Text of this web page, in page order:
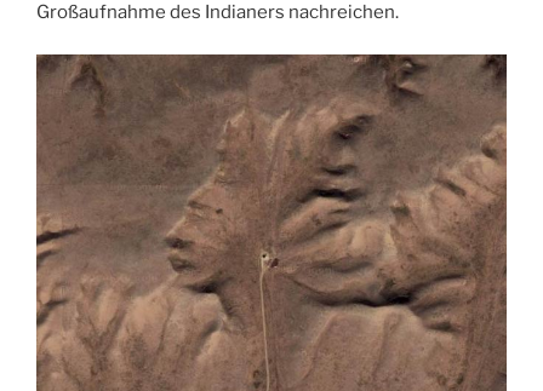
Großaufnahme des Indianers nachreichen.